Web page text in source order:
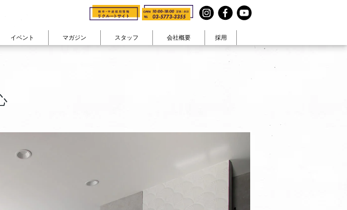
イベント マガジン
着レポート
スタッフ 会社概要 採用
会社概要